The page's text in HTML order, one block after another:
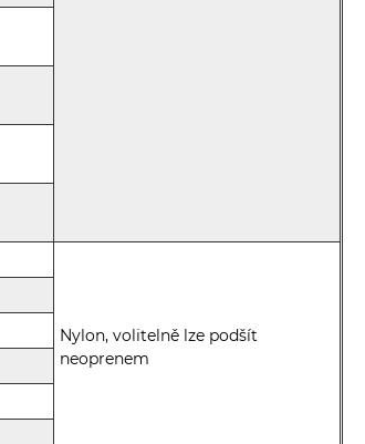
Nylon, volitelně lze podšít
neoprenem